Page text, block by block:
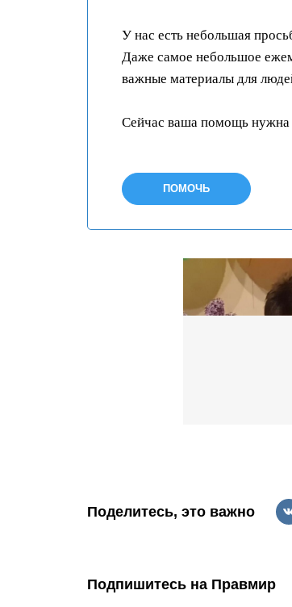
У нас есть небольшая
Даже самое небольшое
важные материалы для
Сейчас ваша помощь нужна
ПОМОЧЬ
Поделитесь, это важно
Подпишитесь на Правмир